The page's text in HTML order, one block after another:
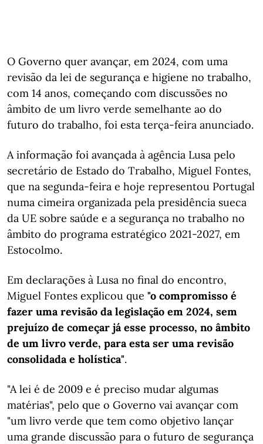
O Governo quer avançar, em 2024, com uma
revisão da lei de segurança e higiene no trabalho,
com 14 anos, começando com discussões no
âmbito de um livro verde semelhante ao do
futuro do trabalho, foi esta terça-feira anunciado.
A informação foi avançada à agência Lusa pelo
secretário de Estado do Trabalho, Miguel Fontes,
que na segunda-feira e hoje representou Portugal
numa cimeira organizada pela presidência sueca
da UE sobre saúde e a segurança no trabalho no
âmbito do programa estratégico 2021-2027, em
Estocolmo.
Em declarações à Lusa no final do encontro,
Miguel Fontes explicou que "o compromisso é
fazer uma revisão da legislação em 2024, sem
prejuízo de começar já esse processo, no âmbito
de um livro verde, para esta ser uma revisão
consolidada e holística".
"A lei é de 2009 e é preciso mudar algumas
matérias", pelo que o Governo vai avançar com
"um livro verde que tem como objetivo lançar
uma grande discussão para o futuro de segurança